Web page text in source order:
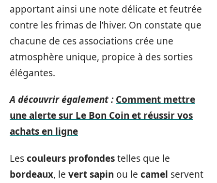
apportant ainsi une note délicate et feutrée
contre les frimas de l’hiver. On constate que
chacune de ces associations crée une
atmosphère unique, propice à des sorties
élégantes.
A découvrir également : Comment mettre
une alerte sur Le Bon Coin et réussir vos
achats en ligne
Lescouleurs profondestelles que le
bordeaux, le vert sapin ou le camel servent